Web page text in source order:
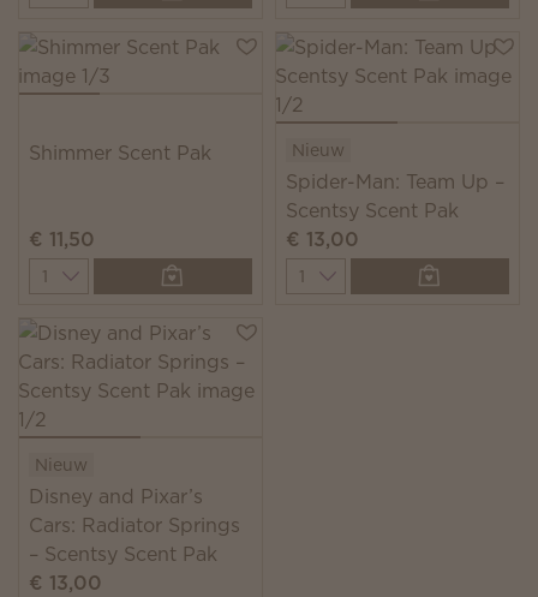
Shimmer Scent Pak
€ 11,50
Quantity
Nieuw
Spider-Man: Team Up –
Scentsy Scent Pak
€ 13,00
Quantity
Nieuw
Disney and Pixar’s
Cars: Radiator Springs
– Scentsy Scent Pak
€ 13,00